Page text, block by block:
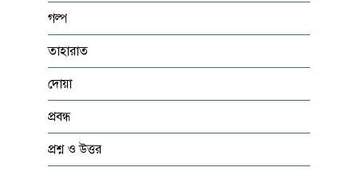
গল্প
তাহারাত
দোয়া
প্রবন্ধ
প্রশ্ন ও উত্তর